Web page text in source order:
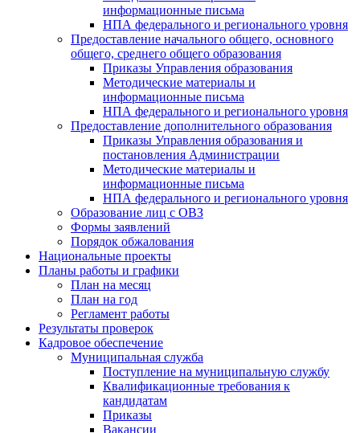
информационные письма
НПА федерального и регионального уровня
Предоставление начального общего, основного
общего, среднего общего образования
Приказы Управления образования
Методические материалы и
информационные письма
НПА федерального и регионального уровня
Предоставление дополнительного образования
Приказы Управления образования и
постановления Администрации
Методические материалы и
информационные письма
НПА федерального и регионального уровня
Образование лиц с ОВЗ
Формы заявлений
Порядок обжалования
Национальные проекты
Планы работы и графики
План на месяц
План на год
Регламент работы
Результаты проверок
Кадровое обеспечение
Муниципальная служба
Поступление на муниципальную службу
Квалификационные требования к
кандидатам
Приказы
Вакансии